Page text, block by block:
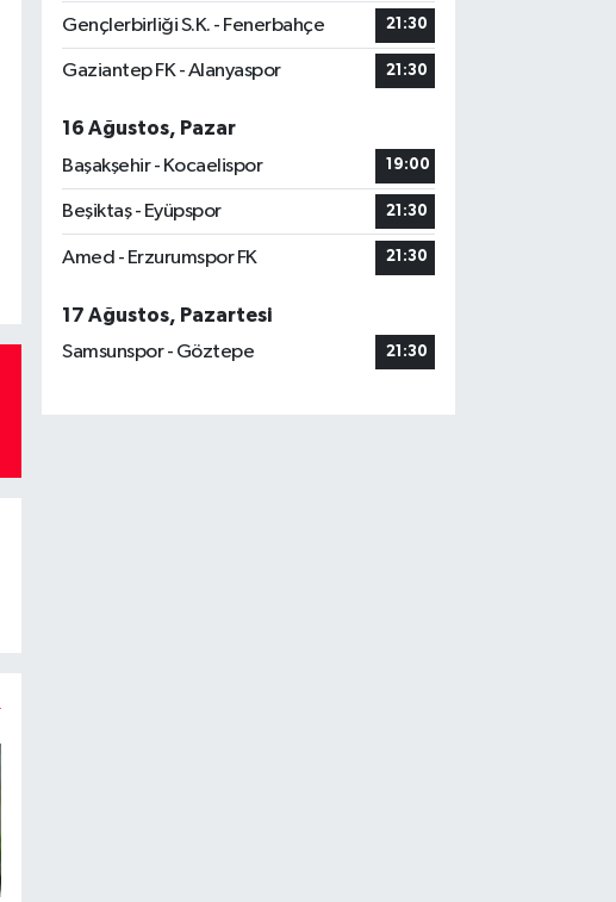
Gençlerbirliği S.K. - Fenerbahçe 21:30
Gaziantep FK - Alanyaspor 21:30
16 Ağustos, Pazar
Başakşehir - Kocaelispor
19:00
Beşiktaş - Eyüpspor 21:30
Amed - Erzurumspor FK 21:30
17 Ağustos, Pazartesi
Samsunspor - Göztepe
21:30